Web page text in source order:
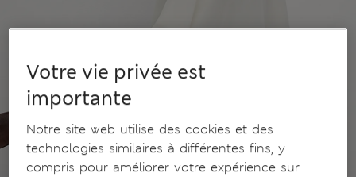
Votre vie privée est
importante
Notre site web utilise des cookies et des
technologies similaires à différentes fins, y
compris pour améliorer votre expérience sur